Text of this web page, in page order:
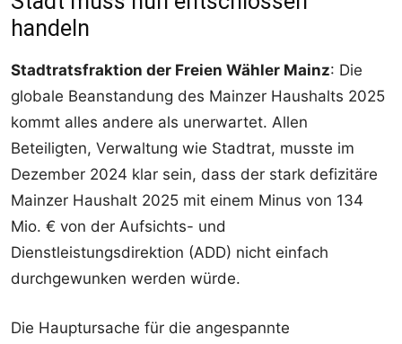
handeln
Stadtratsfraktion der Freien Wähler Mainz: Die
globale Beanstandung des Mainzer Haushalts 2025
kommt alles andere als unerwartet. Allen
Beteiligten, Verwaltung wie Stadtrat, musste im
Dezember 2024 klar sein, dass der stark defizitäre
Mainzer Haushalt 2025 mit einem Minus von 134
Mio. € von der Aufsichts- und
Dienstleistungsdirektion (ADD) nicht einfach
durchgewunken werden würde.
Die Hauptursache für die angespannte